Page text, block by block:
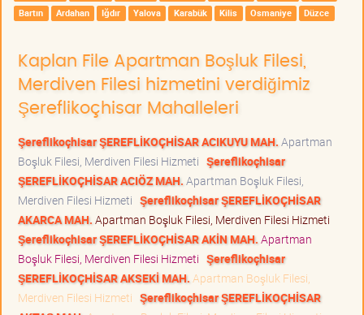
Bartın
Ardahan Iğdır Yalova Karabük Kilis Osmaniye Düzce
Kaplan File Apartman Boşluk Filesi,
Merdiven Filesi hizmetini verdiğimiz
Şereflikoçhisar Mahalleleri
Şereflikoçhisar ŞEREFLİKOÇHİSAR ACIKUYU MAH. Apartman
Boşluk Filesi, Merdiven Filesi Hizmeti Şereflikoçhisar
ŞEREFLİKOÇHİSAR ACIÖZ MAH. Apartman Boşluk Filesi,
Merdiven Filesi Hizmeti Şereflikoçhisar ŞEREFLİKOÇHİSAR
AKARCA MAH. Apartman Boşluk Filesi, Merdiven Filesi Hizmeti
Şereflikoçhisar ŞEREFLİKOÇHİSAR AKİN MAH. Apartman
Boşluk Filesi, Merdiven Filesi Hizmeti Şereflikoçhisar
ŞEREFLİKOÇHİSAR AKSEKİ MAH. Apartman Boşluk Filesi,
Merdiven Filesi Hizmeti Şereflikoçhisar ŞEREFLİKOÇHİSAR